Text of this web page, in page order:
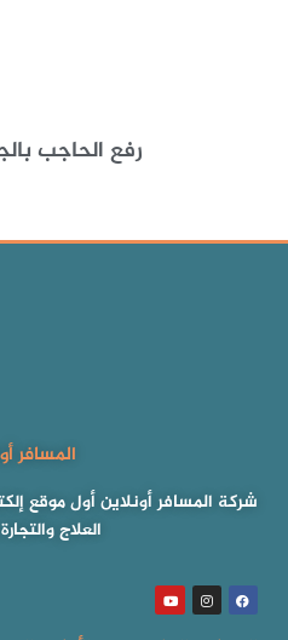
رفع الحاجب
المسافر
شركة المسافر أونلاين أول موقع
العلاج